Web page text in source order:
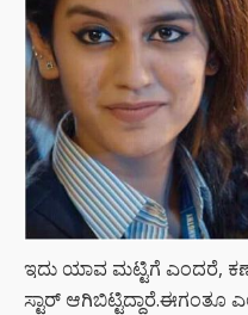
ಇದು ಯಾವ ಮಟ್ಟಿಗೆ ಎಂದರೆ, ಕಣ್
ಸ್ಟಾರ್